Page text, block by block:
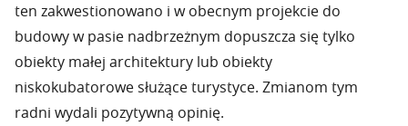
ten zakwestionowano i w obecnym projekcie do
budowy w pasie nadbrzeżnym dopuszcza się tylko
obiekty małej architektury lub obiekty
niskokubatorowe służące turystyce. Zmianom tym
radni wydali pozytywną opinię.